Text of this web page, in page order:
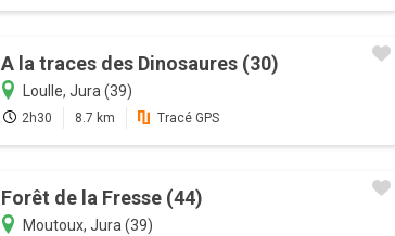
A la traces des Dinosaures (30)
Loulle, Jura (39)
2h30 8.7 km Tracé GPS
Forêt de la Fresse (44)
Moutoux, Jura (39)